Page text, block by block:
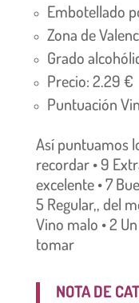
Embotellado
Zona de
Grado
Precio: 2.29 €
Puntuación
Así puntuamos
recordar • 9
excelente • 7
5 Regular,, del
Vino malo • 2
tomar
NOTA DE